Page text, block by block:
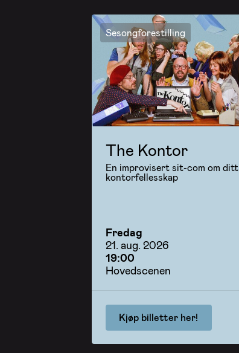
Sesongforestilling
The Kontor
En improvisert sit-com om ditt
kontorfellesskap
Fredag
21. aug. 2026
19:00
Hovedscenen
Kjøp billetter her!